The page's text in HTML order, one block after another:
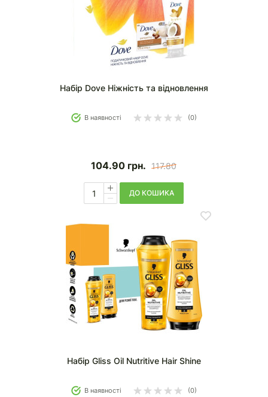
Набір Dove Ніжність та відновлення
В наявності (0)
104.90 грн. 117.80
ДО КОШИКА
Набір Gliss Oil Nutritive Hair Shine
В наявності (0)